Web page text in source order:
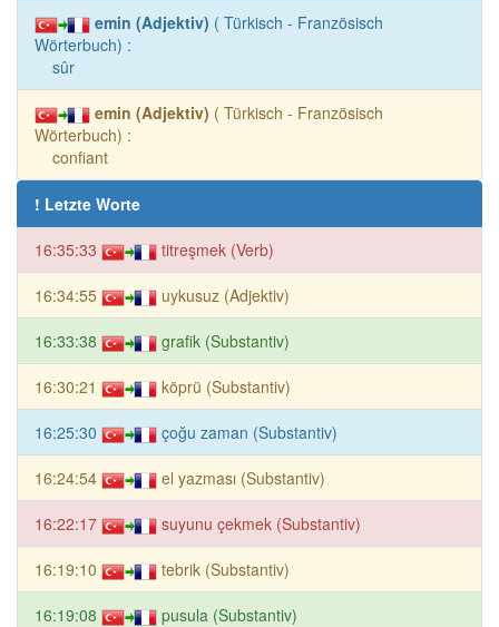
emin (Adjektiv) ( Türkisch - Französisch
Wörterbuch) :
sûr
emin (Adjektiv) ( Türkisch - Französisch
Wörterbuch) :
confiant
! Letzte Worte
16:35:33 titreşmek (Verb)
16:34:55 uykusuz (Adjektiv)
16:33:38 grafik (Substantiv)
16:30:21 köprü (Substantiv)
16:25:30 çoğu zaman (Substantiv)
16:24:54 el yazması (Substantiv)
16:22:17 suyunu çekmek (Substantiv)
16:19:10 tebrik (Substantiv)
16:19:08 pusula (Substantiv)